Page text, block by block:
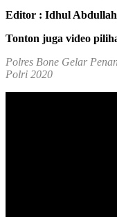
Editor : Idhul Abdullah
Tonton juga video
Polres Bone Gelar
Polri 2020